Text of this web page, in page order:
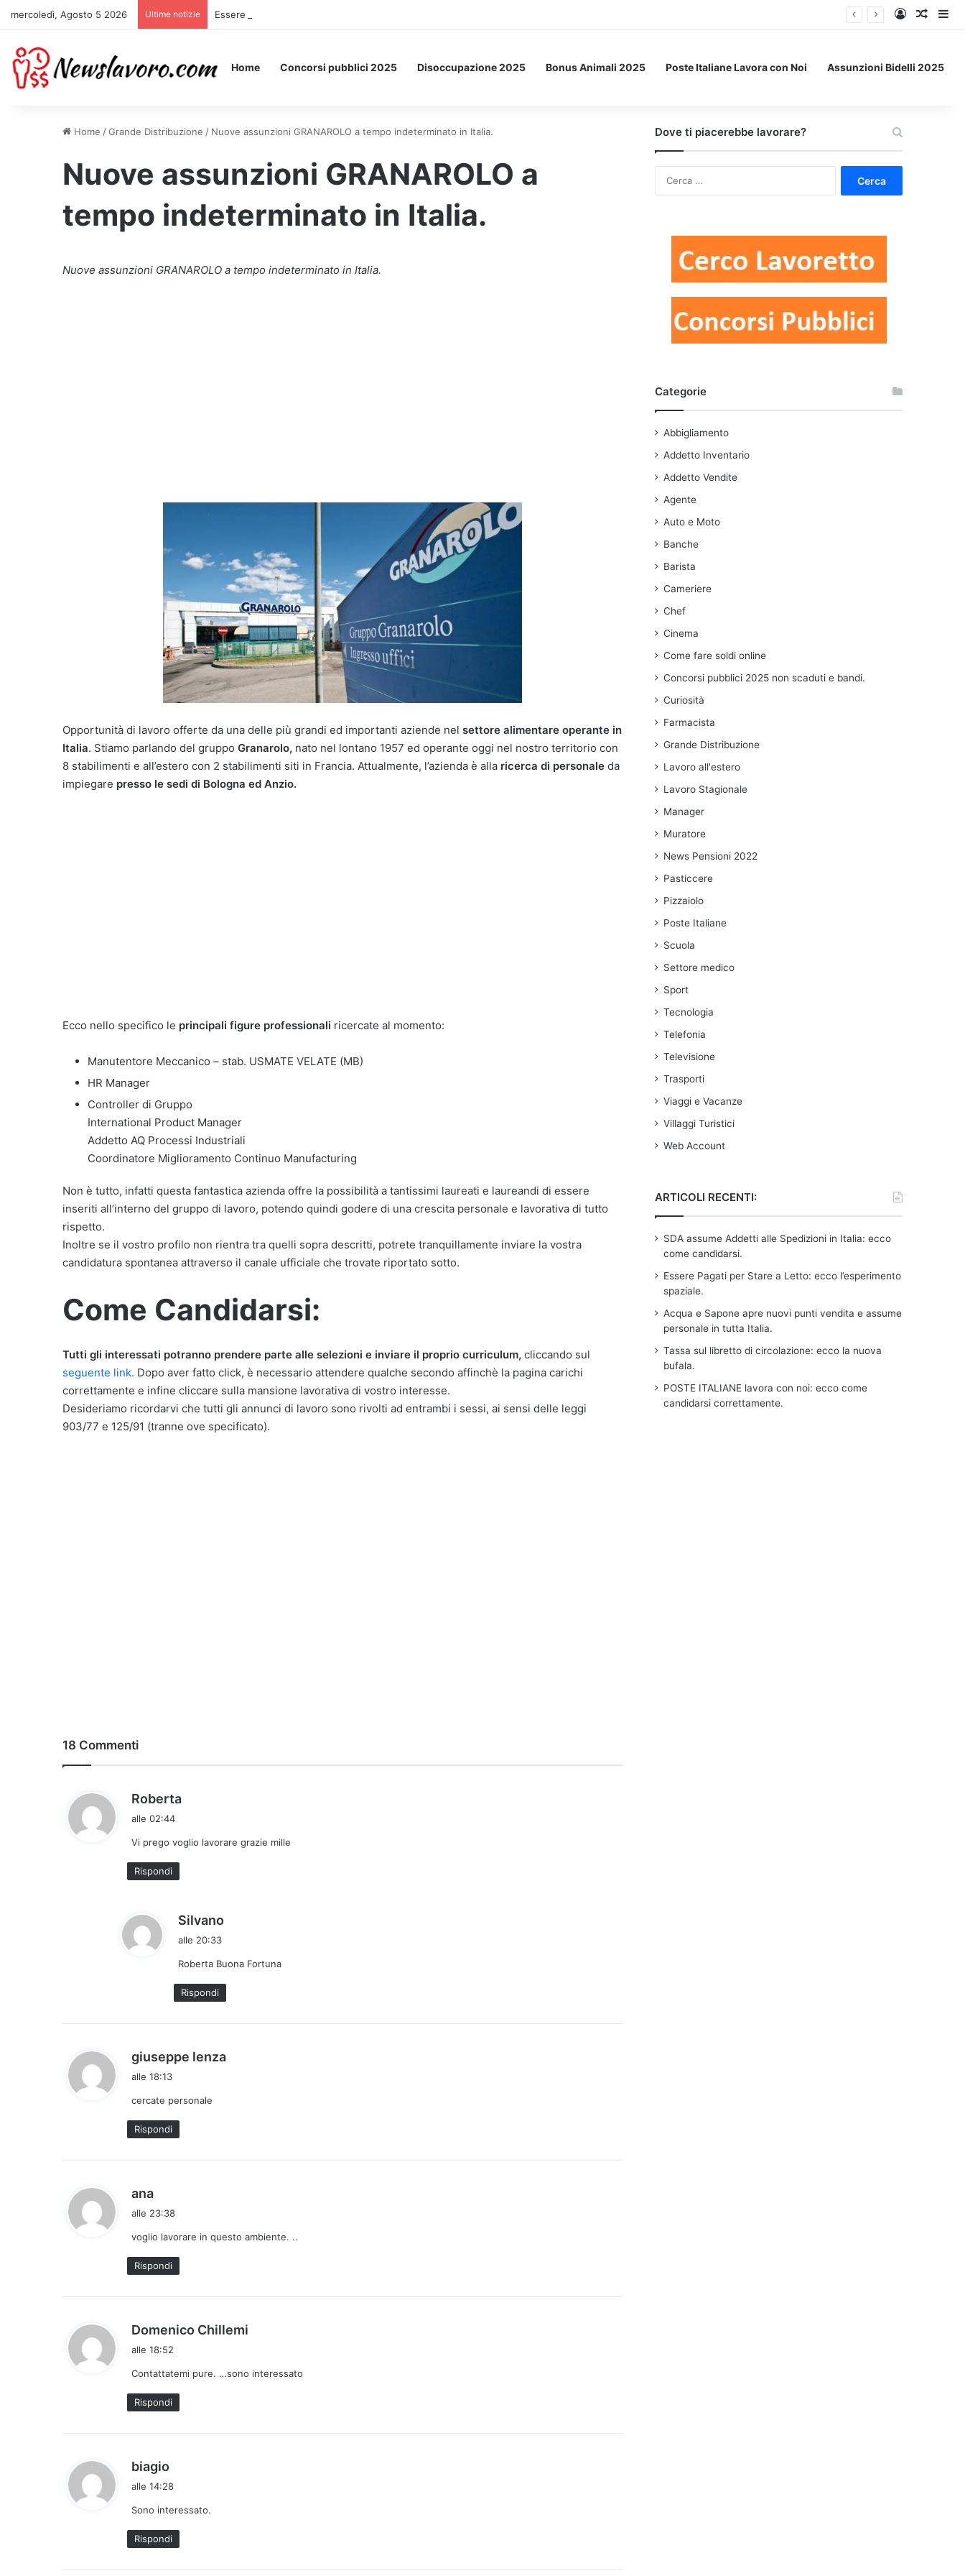
mercoledì, Agosto 5 2026 Ultime notizie Essere Pagati per Stare a Letto: ecco l’esperimento spaziale. Accedi
Un
Home Concorsi pubblici 2025 Disoccupazione 2025 Bonus Animali 2025 Poste Italiane Lavora con Noi Assunzioni Bidelli 2025
Home /Grande Distribuzione / Nuove assunzioni GRANAROLO a tempo indeterminato in Italia.
Nuove assunzioni GRANAROLO a
tempo indeterminato in Italia.
Nuove assunzioni GRANAROLO a tempo indeterminato in Italia.
Opportunità di lavoro offerte da una delle più grandi ed importanti aziende nel settore alimentare operante in
Italia. Stiamo parlando del gruppo Granarolo, nato nel lontano 1957 ed operante oggi nel nostro territorio con
8 stabilimenti e all’estero con 2 stabilimenti siti in Francia. Attualmente, l’azienda è alla ricerca di personale da
impiegare presso le sedi di Bologna ed Anzio.
Ecco nello specifico le principali figure professionali ricercate al momento:
Manutentore Meccanico – stab. USMATE VELATE (MB)
HR Manager
Controller di Gruppo
International Product Manager
Addetto AQ Processi Industriali
Coordinatore Miglioramento Continuo Manufacturing
Non è tutto, infatti questa fantastica azienda offre la possibilità a tantissimi laureati e laureandi di essere
inseriti all’interno del gruppo di lavoro, potendo quindi godere di una crescita personale e lavorativa di tutto
rispetto.
Inoltre se il vostro profilo non rientra tra quelli sopra descritti, potrete tranquillamente inviare la vostra
candidatura spontanea attraverso il canale ufficiale che trovate riportato sotto.
Come Candidarsi:
Tutti gli interessati potranno prendere parte alle selezioni e inviare il proprio curriculum, cliccando sul
seguente link. Dopo aver fatto click, è necessario attendere qualche secondo affinchè la pagina carichi
correttamente e infine cliccare sulla mansione lavorativa di vostro interesse.
Desideriamo ricordarvi che tutti gli annunci di lavoro sono rivolti ad entrambi i sessi, ai sensi delle leggi
903/77 e 125/91 (tranne ove specificato).
18 Commenti
Roberta
e
alle 02:44
Vi prego voglio lavorare grazie mille
Rispondi
Silvano
e
t
t
alle 20:33
Roberta Buona Fortuna
Rispondi
giuseppe lenza
alle 18:13
cercate personale
Rispondi
ana
e
t
t
alle 23:38
voglio lavorare in questo ambiente. ..
Rispondi
Domenico Chillemi
e
alle 18:52
Contattatemi pure. …sono interessato
Rispondi
biagio
e
t
t
alle 14:28
Sono interessato.
Rispondi
Dove ti piacerebbe lavorare?
Categorie
Abbigliamento
Addetto Inventario
Addetto Vendite
Agente
Auto e Moto
Banche
Barista
Cameriere
Chef
Cinema
Come fare soldi online
Concorsi pubblici 2025 non scaduti e bandi.
Curiosità
Farmacista
Grande Distribuzione
Lavoro all'estero
Lavoro Stagionale
Manager
Muratore
News Pensioni 2022
Pasticcere
Pizzaiolo
Poste Italiane
Scuola
Settore medico
Sport
Tecnologia
Telefonia
Televisione
Trasporti
Viaggi e Vacanze
Villaggi Turistici
Web Account
ARTICOLI RECENTI:
SDA assume Addetti alle Spedizioni in Italia: ecco
come candidarsi.
Essere Pagati per Stare a Letto: ecco l’esperimento
spaziale.
Acqua e Sapone apre nuovi punti vendita e assume
personale in tutta Italia.
Tassa sul libretto di circolazione: ecco la nuova
bufala.
POSTE ITALIANE lavora con noi: ecco come
candidarsi correttamente.